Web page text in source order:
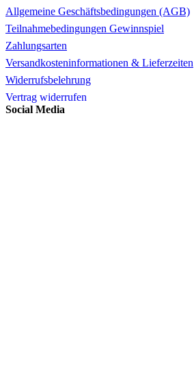
Allgemeine Geschäftsbedingungen (AGB)
Teilnahmebedingungen Gewinnspiel
Zahlungsarten
Versandkosteninformationen & Lieferzeiten
Widerrufsbelehrung
Vertrag widerrufen
Social Media